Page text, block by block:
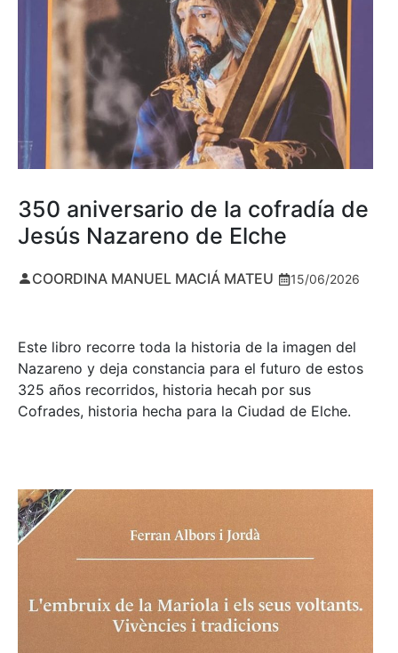
350 aniversario de la cofradía de
Jesús Nazareno de Elche
COORDINA MANUEL MACIÁ MATEU 15/06/2026
Este libro recorre toda la historia de la imagen del
Nazareno y deja constancia para el futuro de estos
325 años recorridos, historia hecah por sus
Cofrades, historia hecha para la Ciudad de Elche.